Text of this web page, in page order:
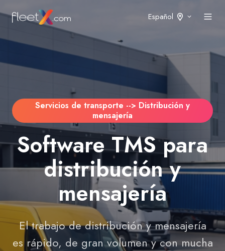
Español
Servicios de transporte --> Distribución y
mensajería
Software TMS para
distribución y
mensajería
El trabajo de distribución y mensajería
es rápido, de gran volumen y con mucha